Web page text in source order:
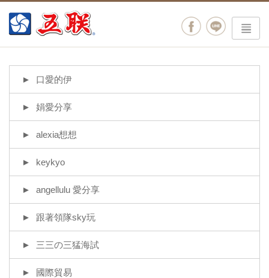
menu
口愛的伊
娟愛分享
alexia想想
keykyo
angellulu 愛分享
跟著領隊sky玩
三三の三猛海試
國際貿易